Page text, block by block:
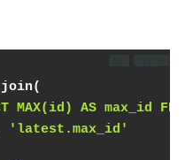
MAX(id) AS max_id
'latest.max_id'